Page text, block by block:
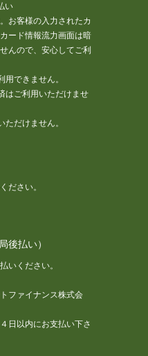
お客様の入力されたカ
ード情報流力画面は暗
んので、安心してご利
できません。
はご利用いただけませ
だけません。
ださい。
後払い）
いください。
ファイナンス株式会
日以内にお支払い下さ